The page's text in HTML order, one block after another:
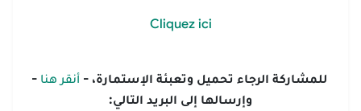
Cliquez ici
للمشاركة الرجاء تحميل وتعبئة الإستمارة، -أنقر هنا -
وإرسالها إلى البريد التالي: